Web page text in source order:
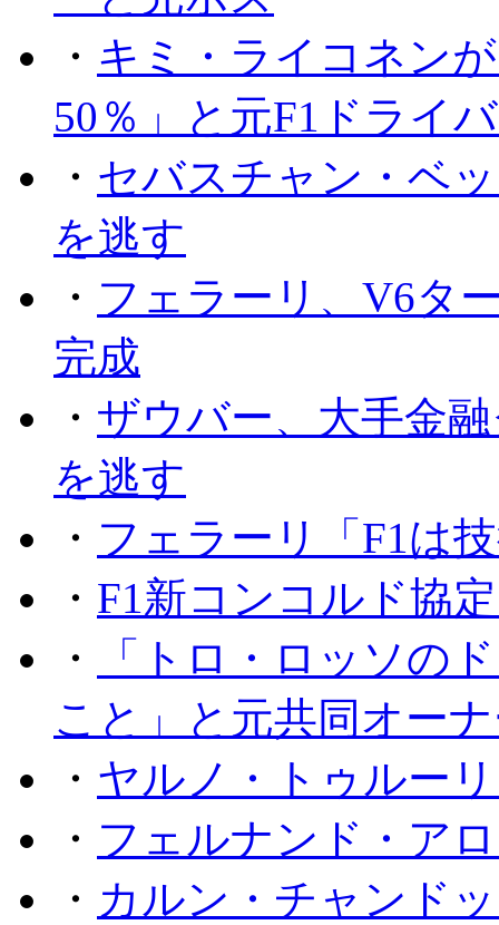
・ キミ・ライコネン
50％」と元F1ドライ
・ セバスチャン・ベ
を逃す
・ フェラーリ、V6タ
完成
・ ザウバー、大手金
を逃す
・ フェラーリ「F1は
・ F1新コンコルド協
・
「トロ・ロッソの
こと」と元共同オー
・ ヤルノ・トゥルー
・ フェルナンド・ア
・ カルン・チャンド